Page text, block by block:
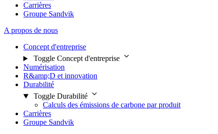
Carrières
Groupe Sandvik
A propos de nous
Concept d'entreprise
Toggle Concept d'entreprise
Numérisation
R&amp;D et innovation
Durabilité
Toggle Durabilité
Calculs des émissions de carbone par produit
Carrières
Groupe Sandvik